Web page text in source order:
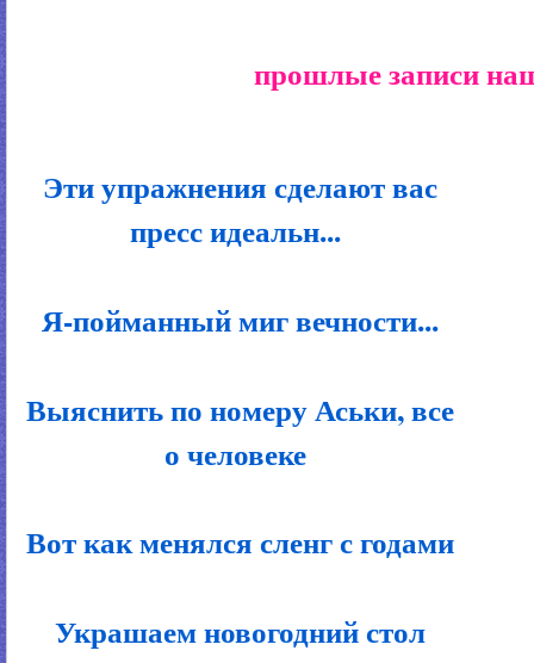
прошлые записи
Эти упражнения сделают вас
пресс идеальн...
Я-пойманный миг вечности...
Выяснить по номеру Аськи, все
о человеке
Вот как менялся сленг с годами
Украшаем новогодний стол